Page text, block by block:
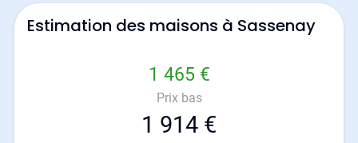
Estimation des maisons à Sassenay
1 465 €
Prix bas
1 914 €